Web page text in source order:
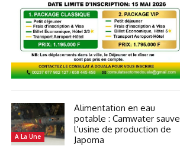
A La Une
Alimentation en eau
potable : Camwater sauve
l’usine de production de
Japoma